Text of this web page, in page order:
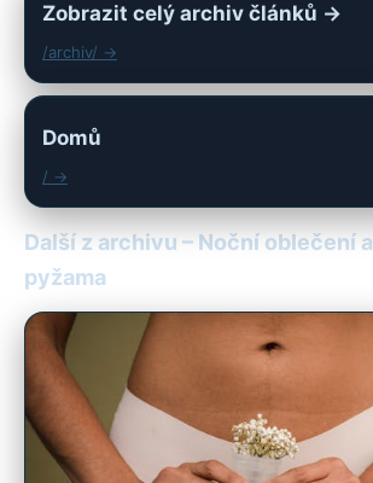
Zobrazit celý archiv článků →
/archiv/ →
Domů
/ →
Další z archivu – Noční oblečení a
pyžama